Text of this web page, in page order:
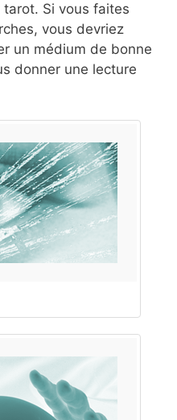
Si vous faites
vous devriez
un médium de bonne
donner une lecture